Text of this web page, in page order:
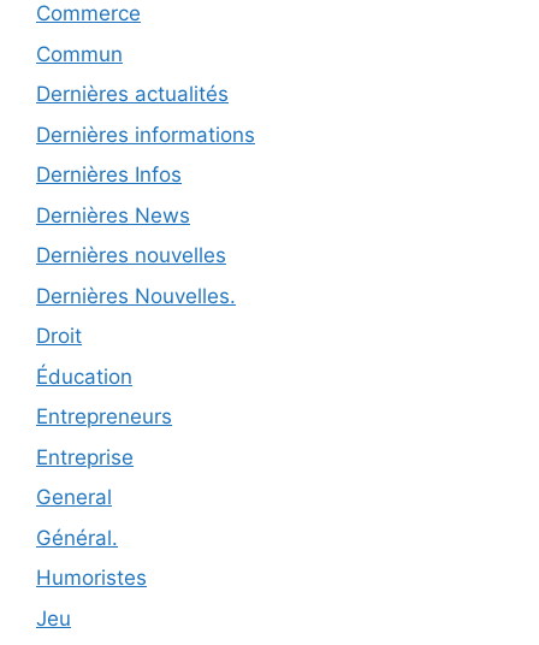
Commerce
Commun
Dernières actualités
Dernières informations
Dernières Infos
Dernières News
Dernières nouvelles
Dernières Nouvelles.
Droit
Éducation
Entrepreneurs
Entreprise
General
Général.
Humoristes
Jeu